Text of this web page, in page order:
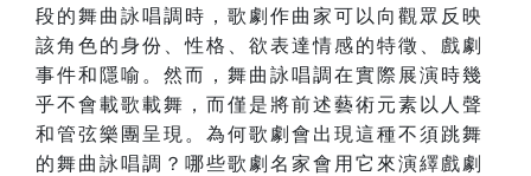
段的舞曲詠唱調時，歌劇作曲家可以向觀眾反映
該角色的身份、性格、欲表達情感的特徵、戲劇
事件和隱喻。然而，舞曲詠唱調在實際展演時幾
乎不會載歌載舞，而僅是將前述藝術元素以人聲
和管弦樂團呈現。為何歌劇會出現這種不須跳舞
的舞曲詠唱調？哪些歌劇名家會用它來演繹戲劇